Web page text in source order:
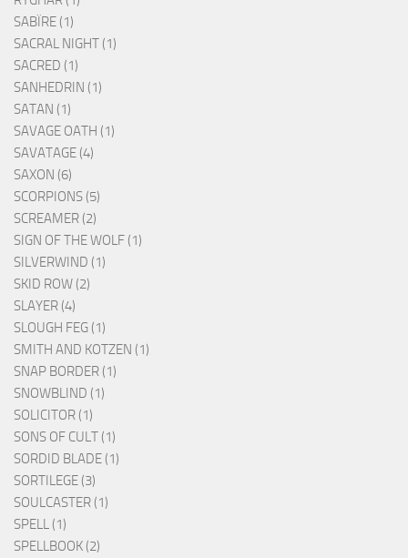
SABÏRE (1)
SACRAL NIGHT (1)
SACRED (1)
SANHEDRIN (1)
SATAN (1)
SAVAGE OATH (1)
SAVATAGE (4)
SAXON (6)
SCORPIONS (5)
SCREAMER (2)
SIGN OF THE WOLF (1)
SILVERWIND (1)
SKID ROW (2)
SLAYER (4)
SLOUGH FEG (1)
SMITH AND KOTZEN (1)
SNAP BORDER (1)
SNOWBLIND (1)
SOLICITOR (1)
SONS OF CULT (1)
SORDID BLADE (1)
SORTILEGE (3)
SOULCASTER (1)
SPELL (1)
SPELLBOOK (2)